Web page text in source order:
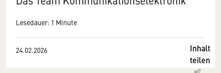
Lesedauer: 1 Minute
24.02.2026
Inhalt
teilen